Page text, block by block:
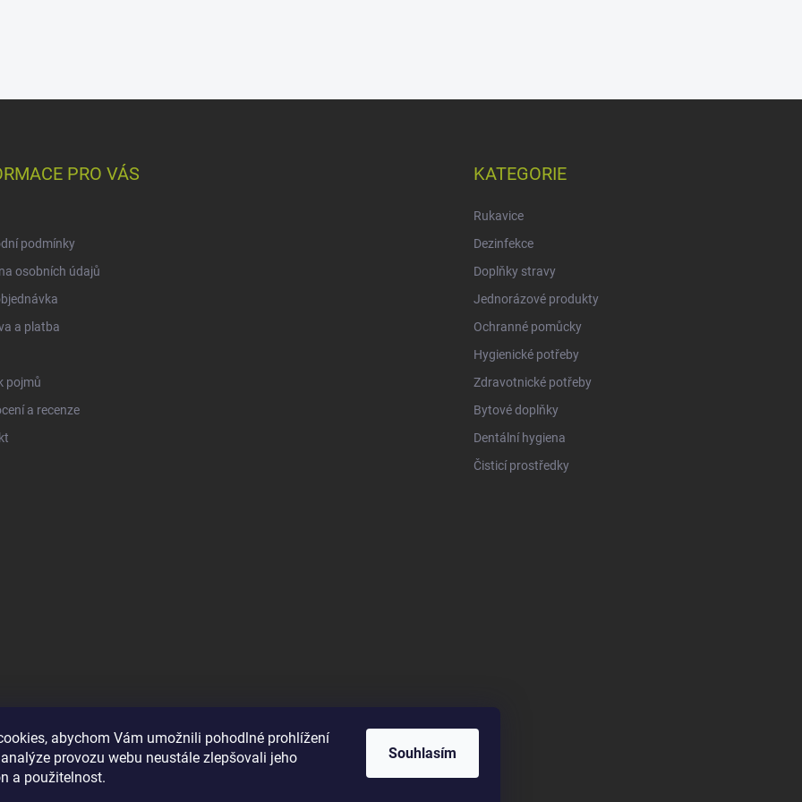
abychom Vám umožnili pohodlné prohlížení
provozu webu neustále zlepšovali jeho
a použitelnost.
Souhlasím
PRO VÁS
podmínky
osobních údajů
a platba
pojmů
a recenze
KATEGORIE
Rukavice
Dezinfekce
Doplňky stravy
Jednorázové produkty
Ochranné pomůcky
Hygienické potřeby
Zdravotnické potřeby
Bytové doplňky
Dentální hygiena
Čisticí prostředky